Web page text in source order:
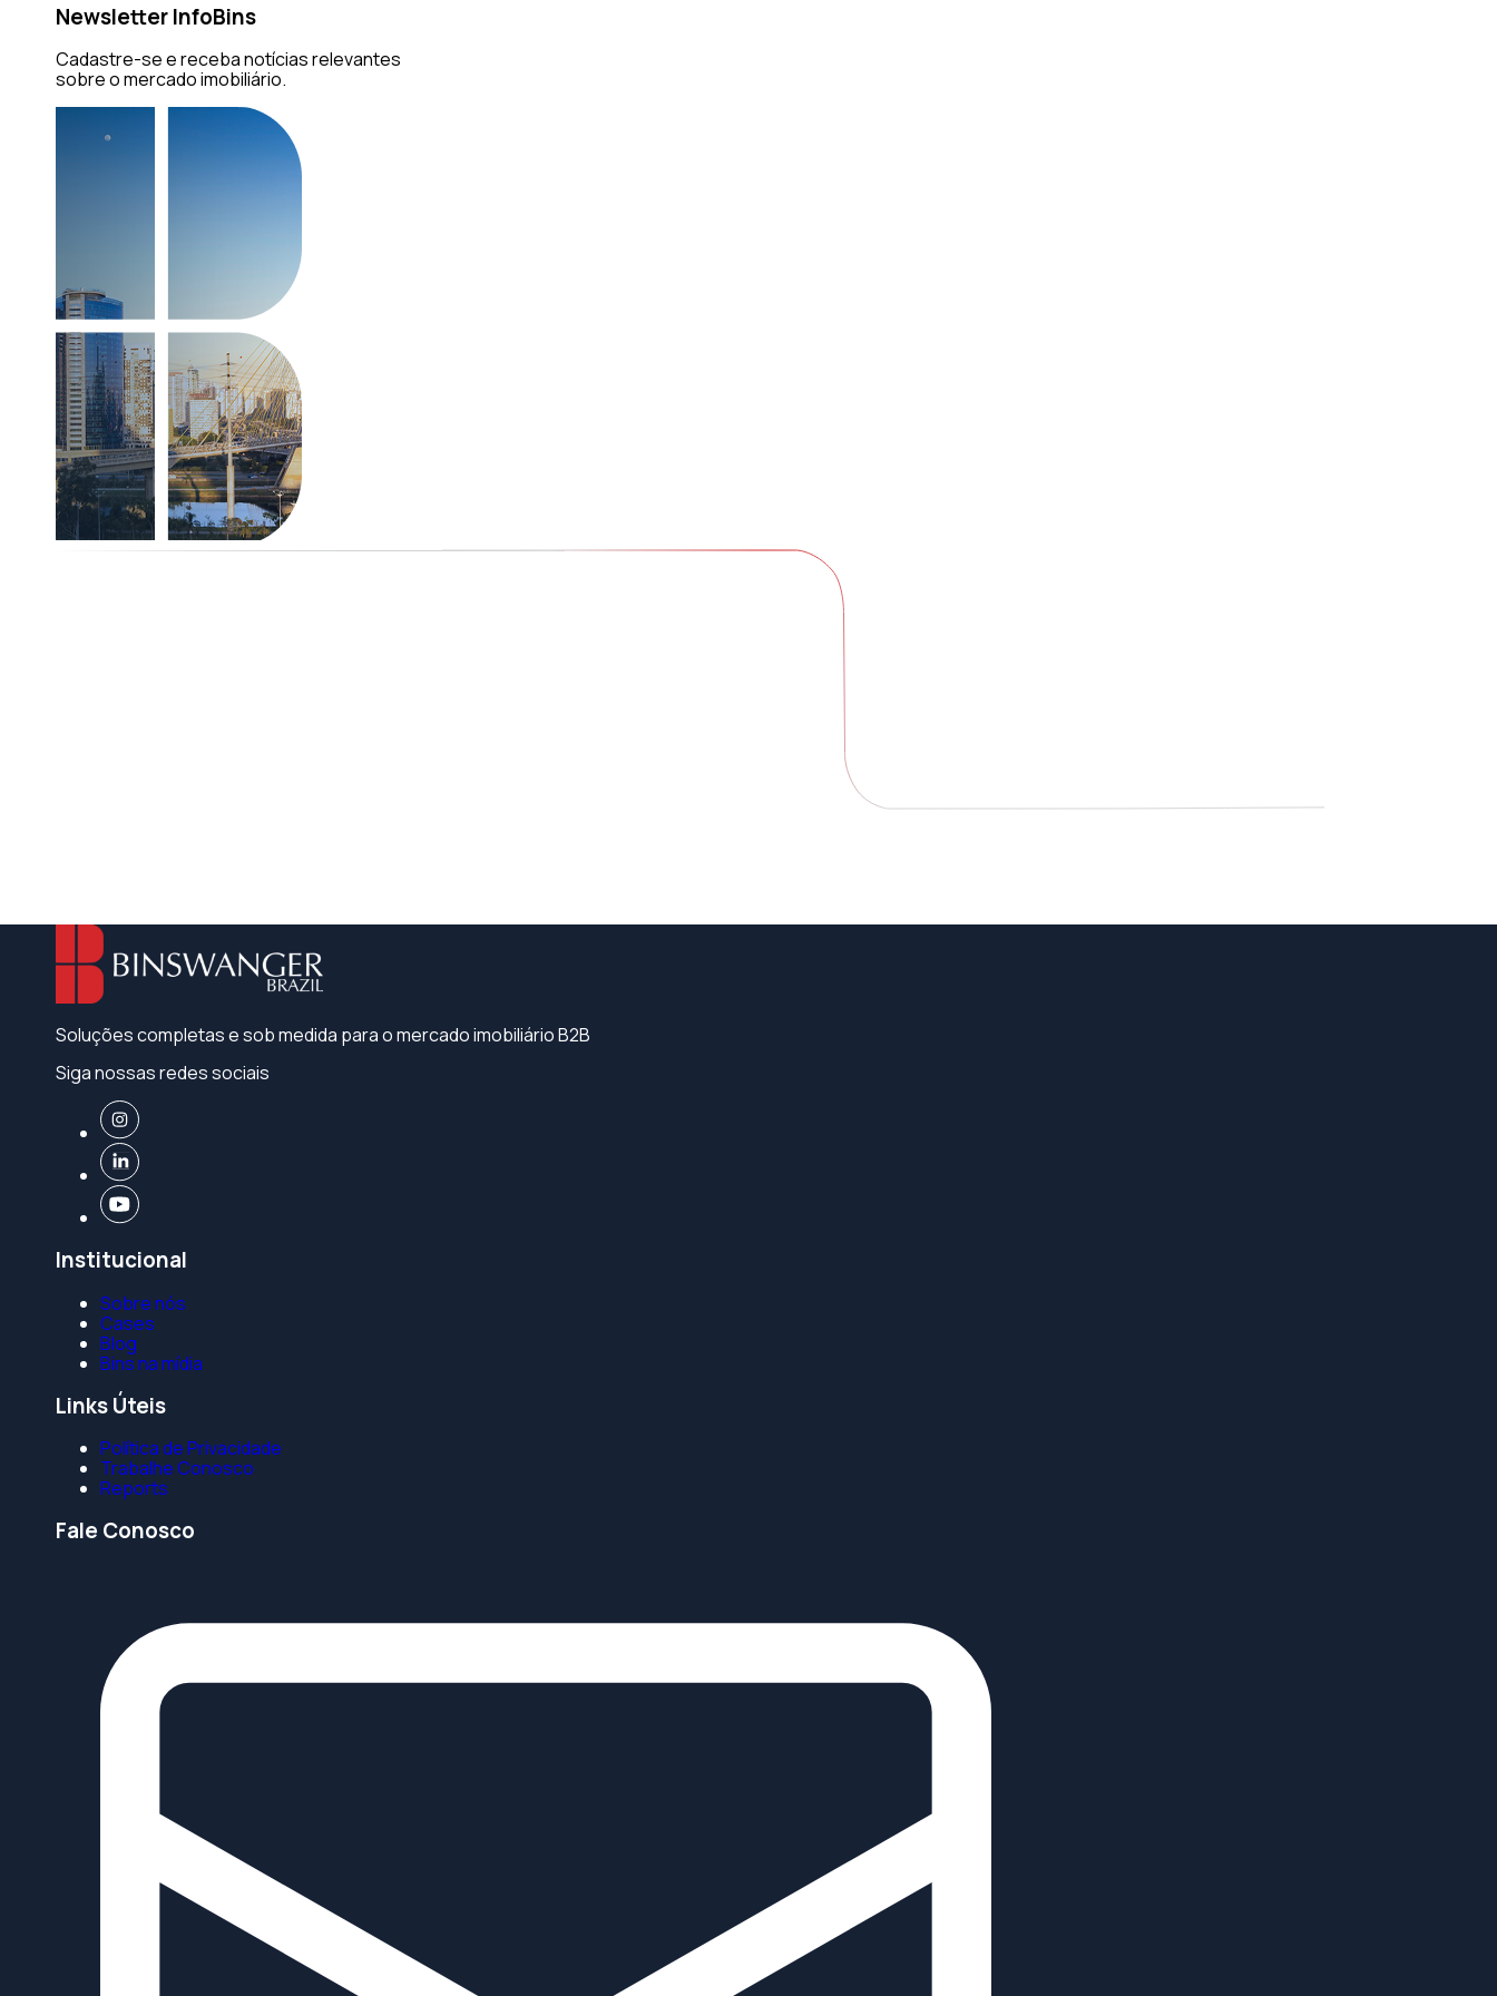
Newsletter InfoBins
Cadastre-se e receba notícias relevantes
sobre o mercado imobiliário.
Soluções completas e sob medida para o mercado imobiliário B2B
Siga nossas redes sociais
Institucional
Sobre nós
Cases
Blog
Bins na mídia
Links Úteis
Política de Privacidade
Trabalhe Conosco
Reports
Fale Conosco